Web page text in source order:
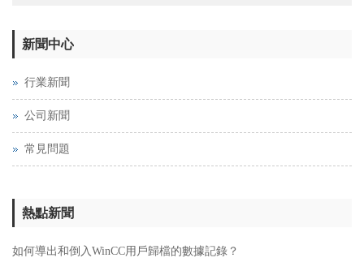
新聞中心
行業新聞
公司新聞
常見問題
熱點新聞
如何導出和倒入WinCC用戶歸檔的數據記錄？